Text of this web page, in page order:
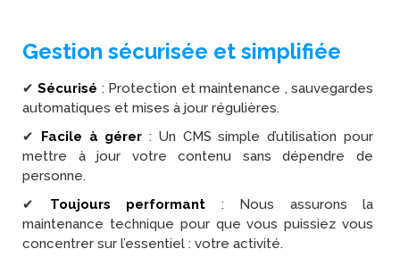
Gestion sécurisée et simplifiée
✔ Sécurisé : Protection et maintenance , sauvegardes
automatiques et mises à jour régulières.
✔ Facile à gérer : Un CMS simple d’utilisation pour
mettre à jour votre contenu sans dépendre de
personne.
✔ Toujours performant : Nous assurons la
maintenance technique pour que vous puissiez vous
concentrer sur l’essentiel : votre activité.